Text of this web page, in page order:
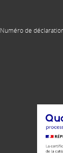
Numéro de